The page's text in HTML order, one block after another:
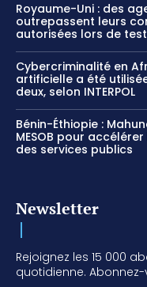
Royaume-Uni : des
outrepassent leurs
autorisées lors de
Cybercriminalité en
artificielle a été
deux, selon INTERPOL
Bénin-Éthiopie :
MESOB pour
des services publics
Newsletter
Rejoignez les 15 000
quotidienne.